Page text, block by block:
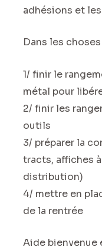
adhésions et
Dans les
1/ finir le
métal pour
2/ finir les
outils
3/ préparer la
tracts, affiches
distribution)
4/ mettre en
de la rentrée
Aide bienvenue